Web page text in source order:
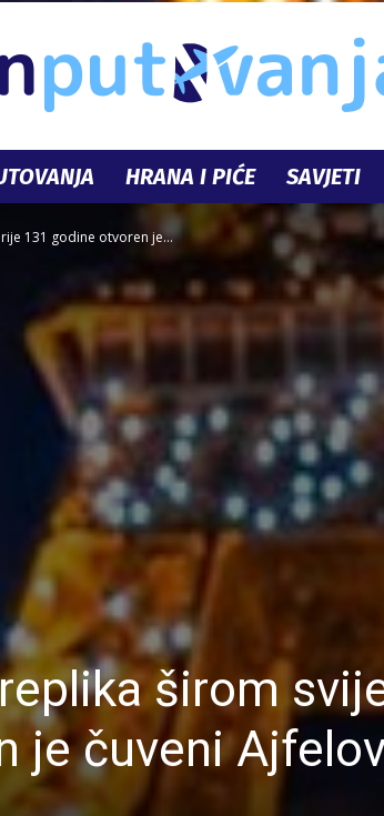
InPutovanja.ba
HRANA I PIĆE SAVJETI
131 godine otvoren je...
širom
je čuveni